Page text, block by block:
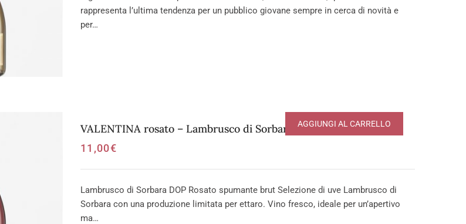
rappresenta l’ultima tendenza per un pubblico giovane sempre in cerca di novità e
per…
VALENTINA rosato – Lambrusco di Sorbara DOP
11,00€
AGGIUNGI AL CARRELLO
Lambrusco di Sorbara DOP Rosato spumante brut Selezione di uve Lambrusco di
Sorbara con una produzione limitata per ettaro. Vino fresco, ideale per un’apertivo
ma…